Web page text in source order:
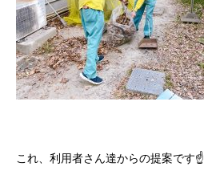
これ、利用者さん達からの提案です☝️